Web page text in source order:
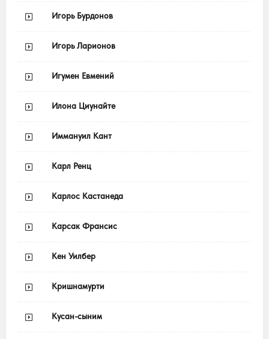
Игорь Бурдонов
Игорь Ларионов
Игумен Евмений
Илона Циунайте
Иммануил Кант
Карл Ренц
Карлос Кастанеда
Карсак Франсис
Кен Уилбер
Кришнамурти
Кусан-сыним